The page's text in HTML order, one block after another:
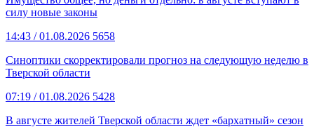
силу новые законы
14:43 / 01.08.2026 5658
Синоптики скорректировали прогноз на следующую неделю в
Тверской области
07:19 / 01.08.2026 5428
В августе жителей Тверской области ждет «бархатный» сезон